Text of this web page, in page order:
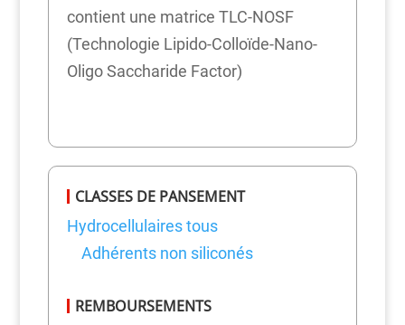
contient une matrice TLC-NOSF
(Technologie Lipido-Colloïde-Nano-
Oligo Saccharide Factor)
CLASSES DE PANSEMENT
Hydrocellulaires tous
Adhérents non siliconés
REMBOURSEMENTS